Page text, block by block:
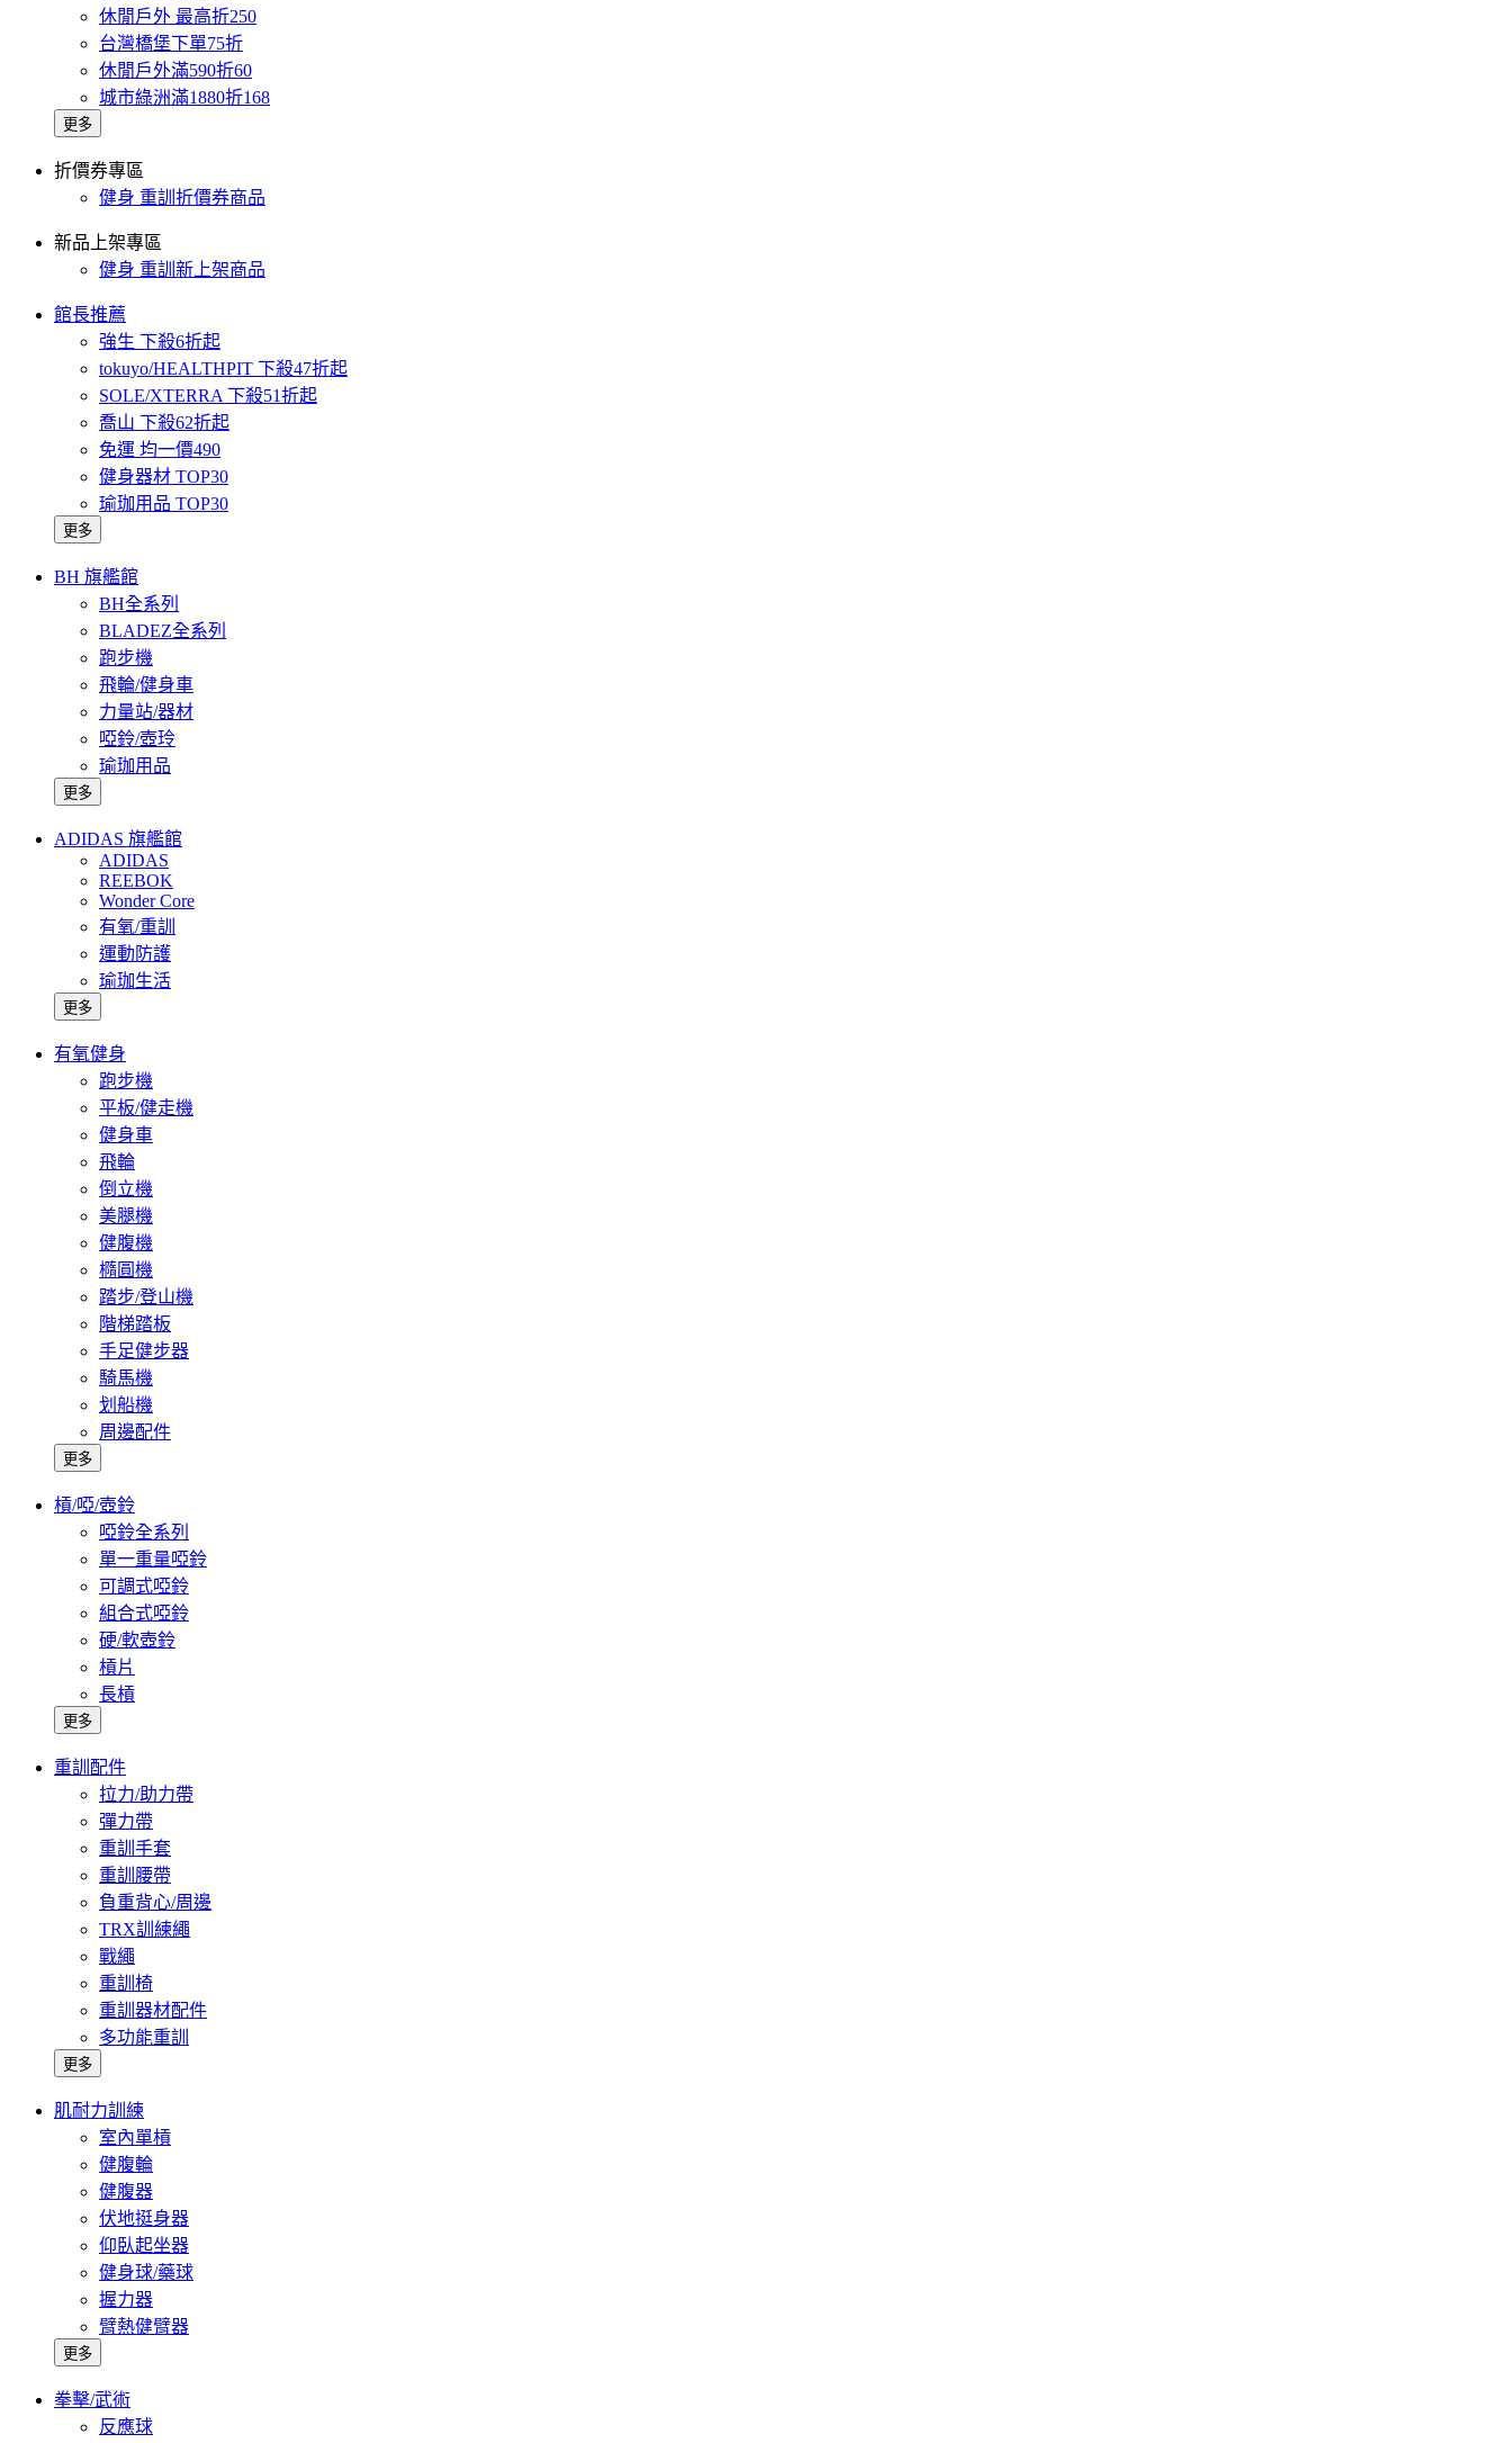
休閒戶外 最高折250
台灣橋堡下單75折
休閒戶外滿590折60
城市綠洲滿1880折168
更多
折價券專區
健身 重訓折價券商品
新品上架專區
健身 重訓新上架商品
館長推薦
強生 下殺6折起
tokuyo/HEALTHPIT 下殺47折起
SOLE/XTERRA 下殺51折起
喬山 下殺62折起
免運 均一價490
健身器材 TOP30
瑜珈用品 TOP30
更多
BH 旗艦館
BH全系列
BLADEZ全系列
跑步機
飛輪/健身車
力量站/器材
啞鈴/壺玲
瑜珈用品
更多
ADIDAS 旗艦館
ADIDAS
REEBOK
Wonder Core
有氧/重訓
運動防護
瑜珈生活
更多
有氧健身
跑步機
平板/健走機
健身車
飛輪
倒立機
美腿機
健腹機
橢圓機
踏步/登山機
階梯踏板
手足健步器
騎馬機
划船機
周邊配件
更多
槓/啞/壺鈴
啞鈴全系列
單一重量啞鈴
可調式啞鈴
組合式啞鈴
硬/軟壺鈴
槓片
長槓
更多
重訓配件
拉力/助力帶
彈力帶
重訓手套
重訓腰帶
負重背心/周邊
TRX訓練繩
戰繩
重訓椅
重訓器材配件
多功能重訓
更多
肌耐力訓練
室內單槓
健腹輪
健腹器
伏地挺身器
仰臥起坐器
健身球/藥球
握力器
臂熱健臂器
更多
拳擊/武術
反應球